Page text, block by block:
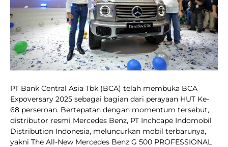
PT Bank Central Asia Tbk (BCA) telah membuka BCA
Expoversary 2025 sebagai bagian dari perayaan HUT Ke-
68 perseroan. Bertepatan dengan momentum tersebut,
distributor resmi Mercedes Benz, PT Inchcape Indomobil
Distribution Indonesia, meluncurkan mobil terbarunya,
yakni The All-New Mercedes Benz G 500 PROFESSIONAL